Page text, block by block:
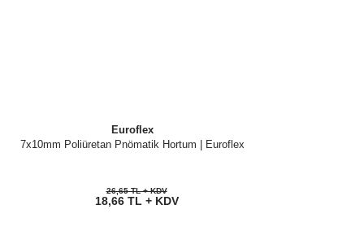
Euroflex
7x10mm Poliüretan Pnömatik Hortum | Euroflex
26,65 TL + KDV
18,66 TL + KDV